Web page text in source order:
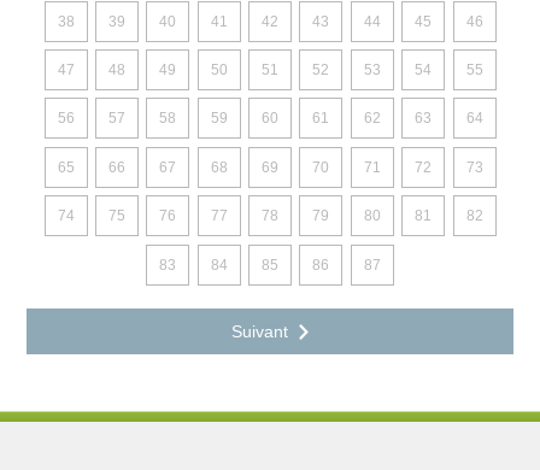
38 39 40 41 42 43 44 45 46
47 48 49 50 51 52 53 54 55
56 57 58 59 60 61 62 63 64
65 66 67 68 69 70 71 72 73
74 75 76 77 78 79 80 81 82
83 84 85 86 87